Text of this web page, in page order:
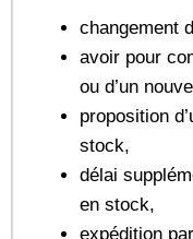
changement
avoir pour
ou d’un
proposition
stock,
délai
en stock,
expédition